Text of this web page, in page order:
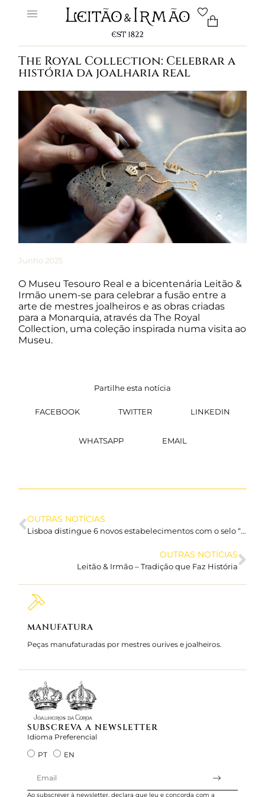
The Royal Collection: Celebrar a
história da joalharia real
Junho 2025
O Museu Tesouro Real e a bicentenária Leitão &
Irmão unem-se para celebrar a fusão entre a
arte de mestres joalheiros e as obras criadas
para a Monarquia, através da The Royal
Collection, uma coleção inspirada numa visita ao
Museu.
Partilhe esta notícia
FACEBOOK TWITTER LINKEDIN
WHATSAPP EMAIL
OUTRAS NOTÍCIAS
Lisboa distingue 6 novos estabelecimentos com o selo “Lojas com História” no Bairro Alto. Saiba quais são
OUTRAS NOTÍCIAS
Leitão & Irmão – Tradição que Faz História
MANUFATURA
Peças manufaturadas por mestres ourives e joalheiros.
SUBSCREVA A NEWSLETTER
Idioma Preferencial
PT
EN
Ao subscrever à newsletter, declara que leu e concorda com a